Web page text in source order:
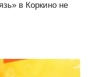
в Коркино не